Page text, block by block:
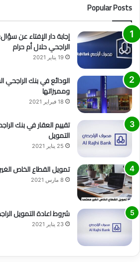
Popular Posts
إجابة دار الإفتاء عن
الراجحي حلال أم حرام
19 يناير 2021
الودائع في بنك
ومميزاتها
18 فبراير 2021
تقييم العقار في بنك
التمويل
25 يناير 2021
تمويل القطاع الخاص
8 مارس 2021
شروط اعادة التمويل
23 يناير 2021